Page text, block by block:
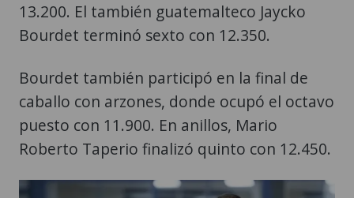
Bourdet también participó en la final de
puesto con 11.900. En anillos, Mario
Roberto Taperio finalizó quinto con 12.450.